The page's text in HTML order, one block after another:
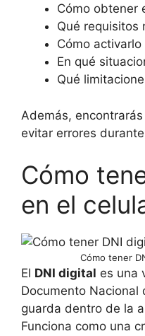
Cómo obtener
Qué requisitos
Cómo
En qué
Qué
Además,
evitar errores
Cómo
en el
Cómo tener
El DNI digital es una
Documento
guarda dentro de la
Funciona como una